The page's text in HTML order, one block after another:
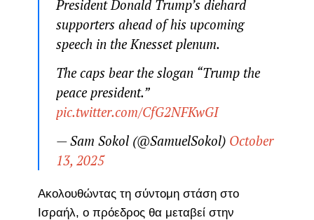
President Donald Trump’s diehard
supporters ahead of his upcoming
speech in the Knesset plenum.
The caps bear the slogan “Trump the
peace president.”
pic.twitter.com/CfG2NFKwGI
— Sam Sokol (@SamuelSokol) October
13, 2025
Ακολουθώντας τη σύντομη στάση στο
Ισραήλ, ο πρόεδρος θα μεταβεί στην